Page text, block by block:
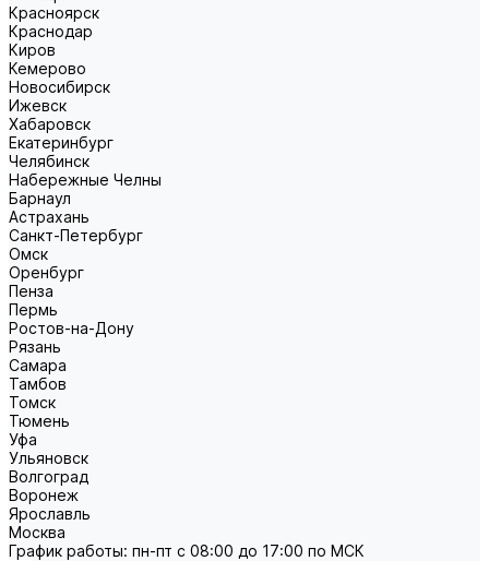
Красноярск
Краснодар
Киров
Кемерово
Новосибирск
Ижевск
Хабаровск
Екатеринбург
Челябинск
Набережные Челны
Барнаул
Астрахань
Санкт-Петербург
Омск
Оренбург
Пенза
Пермь
Ростов-на-Дону
Рязань
Самара
Тамбов
Томск
Тюмень
Уфа
Ульяновск
Волгоград
Воронеж
Ярославль
Москва
График работы: пн-пт с 08:00 до 17:00 по МСК